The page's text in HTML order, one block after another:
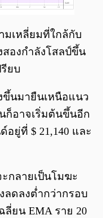
มเหลี่ยมที่ใกล้กับ
องกำลังโสลป์ขึ้น
ยบ
นมายืนเหนือแนว
ก็อาจเริ่มต้นขึ้นอีก
อยู่ที่ $ 21,140 และ
กลายเป็นโมฆะ
ลดลงต่ำกว่ากรอบ
ยน EMA ราย 20